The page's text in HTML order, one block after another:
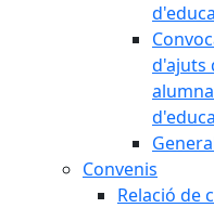
d'ajuts
Convenis
Relació de